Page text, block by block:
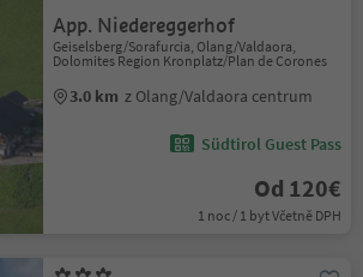
App. Niedereggerhof
Geiselsberg/Sorafurcia, Olang/Valdaora,
Dolomites Region Kronplatz/Plan de Corones
3.0 km z Olang/Valdaora centrum
Südtirol Guest Pass
Od 120€
1 noc / 1 byt Včetně DPH